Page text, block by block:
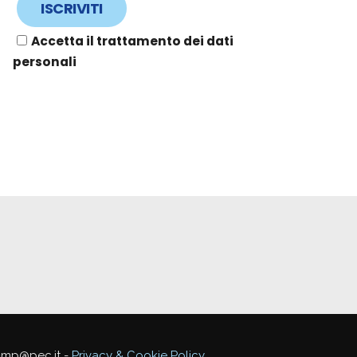
Accetta il trattamento dei dati
personali